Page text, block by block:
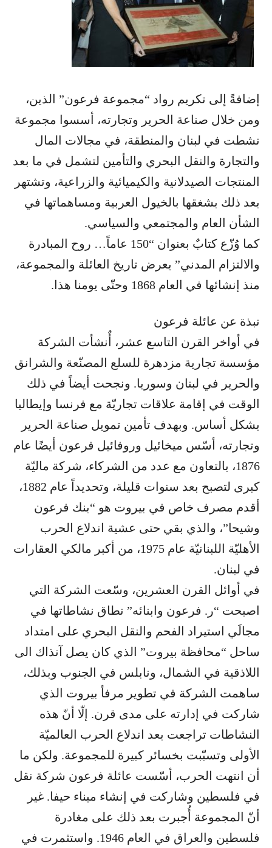
إضافةً إلى تكريم رواد “مجموعة فرعون” الذين،
ومن خلال صناعة الحرير وتجارته، أسسوا مجموعة
نشطت في لبنان والمنطقة، في مجالات المال
والتجارة والنقل البحري والتأمين لتشمل في ما بعد
المنتجات الصيدلانية والكيميائية والزراعية، وتشتهر
بعد ذلك بشغقها بالخيول العربية ومساهماتها في
الشأن العام والمجتمعي والسياسي.
كما وُزّع كتابٌ بعنوان “150 عاماً… روح المبادرة
والالتزام المدني” يعرض تاريخ العائلة والمجموعة،
منذ إنشائها في العام 1868 وحتّى يومنا هذا.
نبذة عن عائلة فرعون
في أواخر القرن التاسع عشر، أٌنشأت الشركة
مؤسسة تجارية مزدهرة للسلع المصنّعة والشرانق
والحرير في لبنان وسوريا. ونجحت أيضاً في ذلك
الوقت في إقامة علاقات تجاريّة مع فرنسا وإيطاليا
بشكل أساس. وبهدف تأمين تمويل صناعة الحرير
وتجارته، أسّس ميخائيل وروفائيل فرعون أيضًا عام
1876، بالتعاون مع عدد من الشركاء، شركة ماليّة
كبرى لتصبح بعد سنوات قليلة، وتحديداً عام 1882،
أقدم مصرف خاص في بيروت هو “بنك فرعون
وشيحا”، والذي بقي حتى عشية اندلاع الحرب
الأهليّة اللبنانيّة عام 1975، من أكبر مالكي العقارات
في لبنان.
في أوائل القرن العشرين، وسّعت الشركة التي
اصبحت “ر. فرعون وابنائه” نطاق نشاطاتها في
مجالَي استيراد الفحم والنقل البحري على امتداد
ساحل “محافظة بيروت” الذي كان يصل آنذاك الى
اللاذقية في الشمال، ونابلس في الجنوب وبذلك،
ساهمت الشركة في تطوير مرفأ بيروت الذي
شاركت في إدارته على مدى قرن. إلّا أنّ هذه
النشاطات تراجعت بعد اندلاع الحرب العالميّة
الأولى وتسبّبت بخسائر كبيرة للمجموعة. ولكن ما
أن انتهت الحرب، أسّست عائلة فرعون شركة نقل
في فلسطين وشاركت في إنشاء ميناء حيفا. غير
أنّ المجموعة أُجبرت بعد ذلك على مغادرة
فلسطين والعراق في العام 1946. واستثمرت في